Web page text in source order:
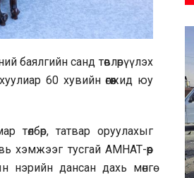
баялгийн санд төвлөрүүлэх
60 хувийн өгөөжид юу
төлбөр, татвар оруулахыг
хэмжээг тусгай АМНАТ-өөр
дансан дахь мөнгө